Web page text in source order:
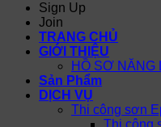
Sign Up
Join
TRANG CHỦ
GIỚI THIỆU
HỒ SƠ NĂNG
Sản Phẩm
DỊCH VỤ
Thi công sơn